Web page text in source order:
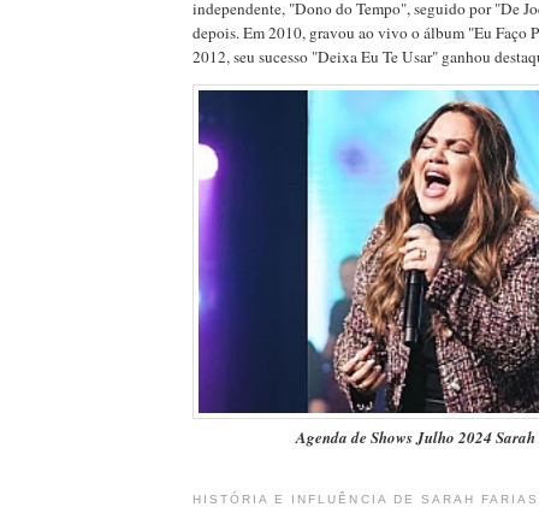
independente, "Dono do Tempo", seguido por "De
depois. Em 2010, gravou ao vivo o álbum "Eu Faço
2012, seu sucesso "Deixa Eu Te Usar" ganhou
Agenda de Shows Julho 2024
HISTÓRIA E INFLUÊNCIA DE SARAH